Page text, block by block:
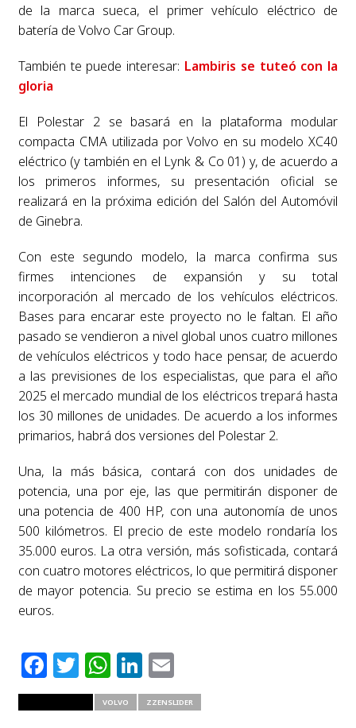
de la marca sueca, el primer vehículo eléctrico de
batería de Volvo Car Group.
También te puede interesar: Lambiris se tuteó con la
gloria
El Polestar 2 se basará en la plataforma modular
compacta CMA utilizada por Volvo en su modelo XC40
eléctrico (y también en el Lynk & Co 01) y, de acuerdo a
los primeros informes, su presentación oficial se
realizará en la próxima edición del Salón del Automóvil
de Ginebra.
Con este segundo modelo, la marca confirma sus
firmes intenciones de expansión y su total
incorporación al mercado de los vehículos eléctricos.
Bases para encarar este proyecto no le faltan. El año
pasado se vendieron a nivel global unos cuatro millones
de vehículos eléctricos y todo hace pensar, de acuerdo
a las previsiones de los especialistas, que para el año
2025 el mercado mundial de los eléctricos trepará hasta
los 30 millones de unidades. De acuerdo a los informes
primarios, habrá dos versiones del Polestar 2.
Una, la más básica, contará con dos unidades de
potencia, una por eje, las que permitirán disponer de
una potencia de 400 HP, con una autonomía de unos
500 kilómetros. El precio de este modelo rondaría los
35.000 euros. La otra versión, más sofisticada, contará
con cuatro motores eléctricos, lo que permitirá disponer
de mayor potencia. Su precio se estima en los 55.000
euros.
Facebook
Twitter
WhatsApp
LinkedIn
Email
VOLVO ZZENSLIDER